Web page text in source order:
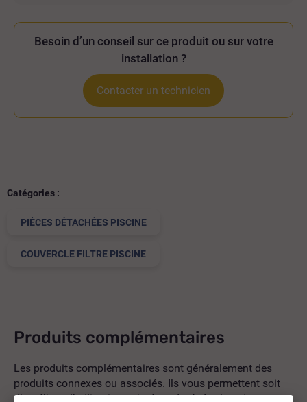
Besoin d’un conseil sur ce produit ou sur votre
installation ?
Contacter un technicien
Catégories :
PIÈCES DÉTACHÉES PISCINE
COUVERCLE FILTRE PISCINE
Produits complémentaires
Les produits complémentaires sont généralement des
produits connexes ou associés. Ils vous permettent soit
d’améliorer l’utilisation soit répondre à des besoins